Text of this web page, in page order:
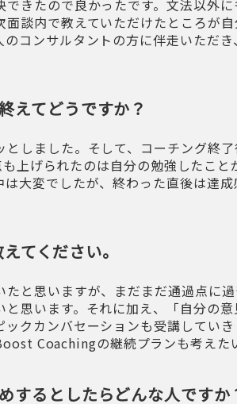
きたので良かったです。文法以外
談内で教えていただけたところが
コンサルタントの方に伴走いただ
えてどうですか？
しました。そして、コーチング終
上げられたのは自分の勉強したこと
大変でしたが、終わった直後は達
てください。
と思いますが、まだまだ通過点に
思います。それに加え、「自分の意
クカンバセーションも受講してい
Coachingの継続プランも考えた
するとしたらどんな人ですか